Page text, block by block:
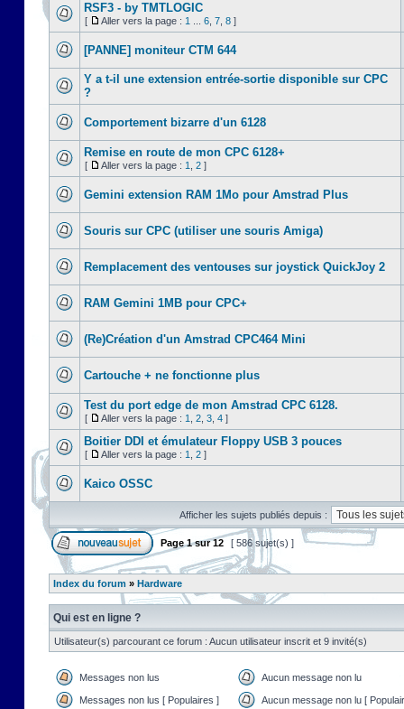
RSF3 - by TMTLOGIC
[ Aller vers la page : 1 6 7 8 ]
[PANNE] moniteur CTM 644
Y a t-il une extension entrée-sortie disponible sur CPC
?
Comportement bizarre d'un 6128
Remise en route de mon CPC 6128+
[ Aller vers la page : 1 2 ]
Gemini extension RAM 1Mo pour Amstrad Plus
Souris sur CPC (utiliser une souris Amiga)
Remplacement des ventouses sur joystick QuickJoy 2
RAM Gemini 1MB pour CPC+
(Re)Création d'un Amstrad CPC464 Mini
Cartouche + ne fonctionne plus
Test du port edge de mon Amstrad CPC 6128.
[ Aller vers la page : 1 2 3 4 ]
Boitier DDI et émulateur Floppy USB 3 pouces
[ Aller vers la page : 1 2 ]
Kaico OSSC
Afficher les sujets publiés depuis :
Page1sur12 [ 586 sujet(s) ]
Index du forum » Hardware
Qui est en ligne ?
Utilisateur(s) parcourant ce forum : Aucun utilisateur inscrit et 9 invité(s)
Messages non lus Aucun message non lu
Messages non lus [ Populaires ] Aucun message non lu [